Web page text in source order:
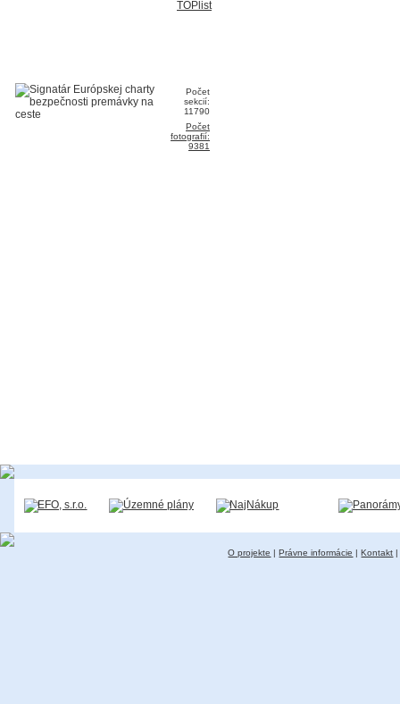
Počet
sekcií:
11790
Počet
fotografií:
9381
O projekte |Právne informácie |Kontakt